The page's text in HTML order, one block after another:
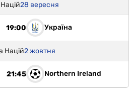
Націй28 вересня
19:00 Україна
Націй2 жовтня
21:45 Northern Ireland